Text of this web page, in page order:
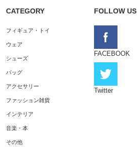
CATEGORY
フィギュア・トイ
ウェア
シューズ
バッグ
アクセサリー
ファッション雑貨
インテリア
音楽・本
その他
FOLLOW US
FACEBOOK
Twitter